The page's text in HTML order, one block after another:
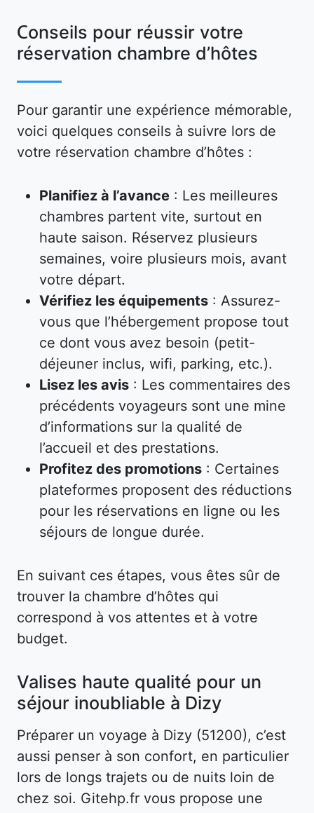
Conseils pour réussir votre
réservation chambre d’hôtes
Pour garantir une expérience mémorable,
voici quelques conseils à suivre lors de
votre réservation chambre d’hôtes :
Planifiez à l’avance : Les meilleures
chambres partent vite, surtout en
haute saison. Réservez plusieurs
semaines, voire plusieurs mois, avant
votre départ.
Vérifiez les équipements : Assurez-
vous que l’hébergement propose tout
ce dont vous avez besoin (petit-
déjeuner inclus, wifi, parking, etc.).
Lisez les avis : Les commentaires des
précédents voyageurs sont une mine
d’informations sur la qualité de
l’accueil et des prestations.
Profitez des promotions : Certaines
plateformes proposent des réductions
pour les réservations en ligne ou les
séjours de longue durée.
En suivant ces étapes, vous êtes sûr de
trouver la chambre d’hôtes qui
correspond à vos attentes et à votre
budget.
Valises haute qualité pour un
séjour inoubliable à Dizy
Préparer un voyage à Dizy (51200), c’est
aussi penser à son confort, en particulier
lors de longs trajets ou de nuits loin de
chez soi. Gitehp.fr vous propose une